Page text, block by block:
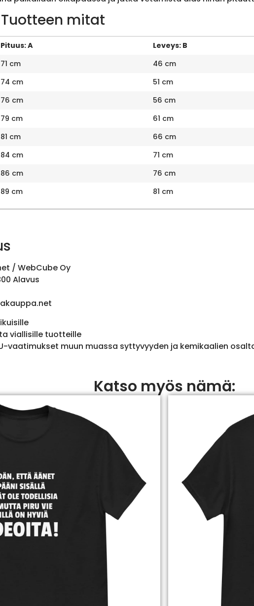
mitat
Pituus: A Leveys: B
71 cm 46 cm
74 cm 51 cm
76 cm 56 cm
79 cm 61 cm
81 cm 66 cm
84 cm 71 cm
86 cm 76 cm
89 cm 81 cm
/ WebCube Oy
Alavus
viallisille tuotteille
vaatimukset muun muassa syttyvyyden ja kemikaalien
Katso myös nämä: